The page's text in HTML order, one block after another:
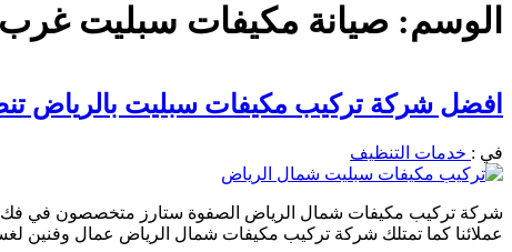
الوسم: صيانة مكيفات سبليت
افضل شركة تركيب مكيفات سبليت بالرياض تنظيف وصيانة
في : خدمات التنظيف
شركة تركيب مكيفات شمال الرياض الصفوة ستارز متخصصون في فك
عملائنا كما تمتلك شركة تركيب مكيفات شمال الرياض عمال